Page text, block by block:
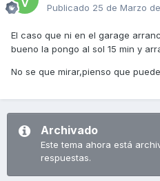
Publicado 25 de Marzo
El caso que ni en el garage
bueno la pongo al sol 15 min y
No se que mirar,pienso que
Archivado
Este tema ahora está
respuestas.